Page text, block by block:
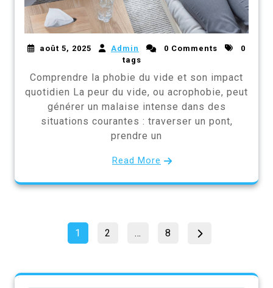
août 5, 2025 Admin 0 Comments
0
tags
Comprendre la phobie du vide et son impact
quotidien La peur du vide, ou acrophobie, peut
générer un malaise intense dans des
situations courantes : traverser un pont,
prendre un
Read More
Pagination
publications
Page
1 Page
2 … Page
8